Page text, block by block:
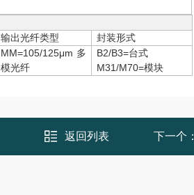
输出光纤类型
封装形式
MM=105/125μm多
模光纤
B2/B3=台式
M31/M70=模块
返回列表 下一个：